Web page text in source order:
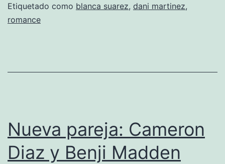
Etiquetado como blanca suarez, dani martinez,
romance
Nueva pareja: Cameron
Diaz y Benji Madden